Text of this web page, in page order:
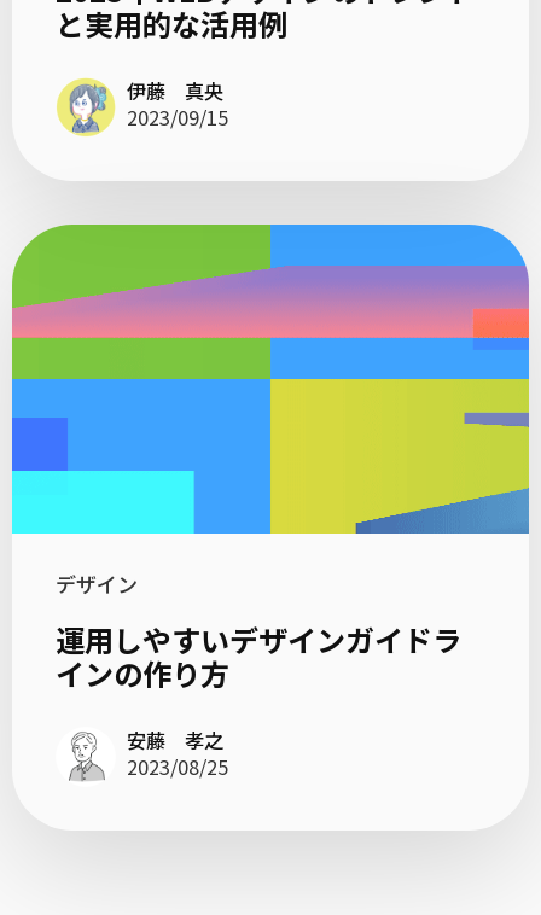
と実用的な活用例
伊藤 真央
2023/09/15
デザイン
運用しやすいデザインガイドラ
インの作り方
安藤 孝之
2023/08/25